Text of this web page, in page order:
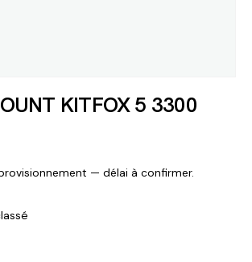
KITFOX 5 3300
— délai à confirmer.